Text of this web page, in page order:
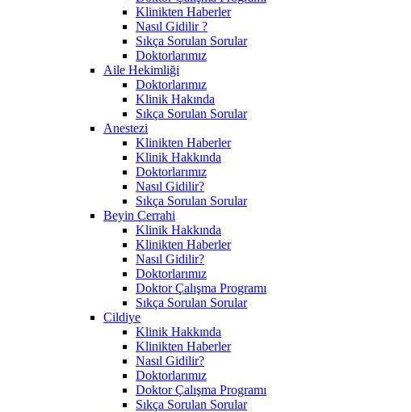
Klinikten Haberler
Nasıl Gidilir ?
Sıkça Sorulan Sorular
Doktorlarımız
Aile Hekimliği
Doktorlarımız
Klinik Hakında
Sıkça Sorulan Sorular
Anestezi
Klinikten Haberler
Klinik Hakkında
Doktorlarımız
Nasıl Gidilir?
Sıkça Sorulan Sorular
Beyin Cerrahi
Klinik Hakkında
Klinikten Haberler
Nasıl Gidilir?
Doktorlarımız
Doktor Çalışma Programı
Sıkça Sorulan Sorular
Cildiye
Klinik Hakkında
Klinikten Haberler
Nasıl Gidilir?
Doktorlarımız
Doktor Çalışma Programı
Sıkça Sorulan Sorular